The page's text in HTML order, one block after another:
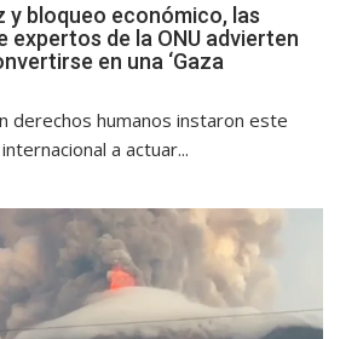
y bloqueo económico, las
expertos de la ONU advierten
en una ‘Gaza
derechos humanos instaron este
a actuar...